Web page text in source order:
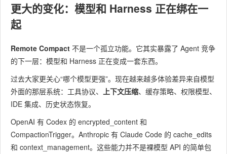
更大的变化：模型和 Harness 正在绑在一
起
Remote Compact 不是一个孤立功能。它其实暴露了 Agent 竞争
的下一层：模型和 Harness 正在变成一套东西。
过去大家更关心“哪个模型更强”。现在越来越多体验差异来自模型
外面的那层系统：工具协议、​ 上下文压缩​、缓存策略、权限模型、
IDE 集成、历史状态恢复。
OpenAI 有 Codex 的 encrypted_content 和
CompactionTrigger。Anthropic 有 Claude Code 的 cache_edits
和 context_management。这些能力并不是裸模型 API 的简单包